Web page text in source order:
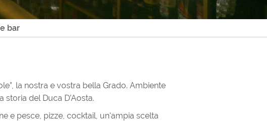
bar
la nostra e vostra bella Grado. Ambiente
del Duca D’Aosta.
e pesce, pizze, cocktail, un'ampia scelta